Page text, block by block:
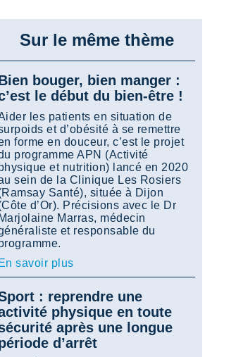
Sur le même thème
bouger, bien manger :
le début du bien-être !
les patients en situation de
et d’obésité à se remettre
forme en douceur, c’est le projet
programme APN (Activité
et nutrition) lancé en 2020
sein de la Clinique Les Rosiers
Santé), située à Dijon
d’Or). Précisions avec le Dr
Marjolaine Marras, médecin
et responsable du
En savoir plus
: reprendre une
physique en toute
après une longue
d’arrêt